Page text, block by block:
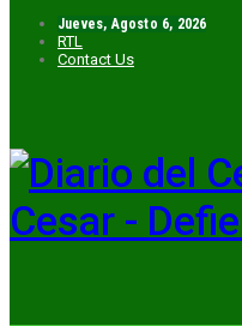
Jueves, Agosto 6, 2026
RTL
Contact Us
Cesar -